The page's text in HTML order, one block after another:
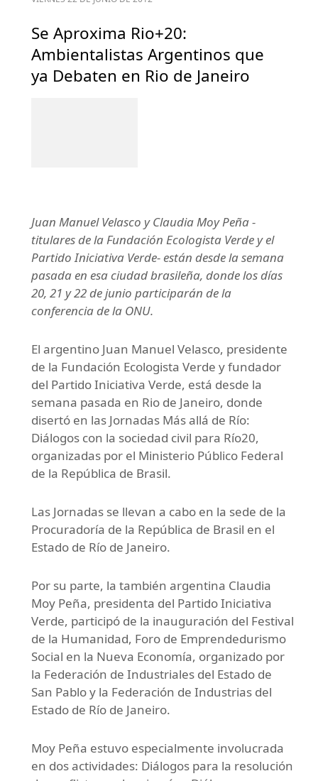
Se Aproxima Rio+20:
Ambientalistas Argentinos que
ya Debaten en Rio de Janeiro
Juan Manuel Velasco y Claudia Moy Peña -
titulares de la Fundación Ecologista Verde y el
Partido Iniciativa Verde- están desde la semana
pasada en esa ciudad brasileña, donde los días
20, 21 y 22 de junio participarán de la
conferencia de la ONU.
El argentino Juan Manuel Velasco, presidente
de la Fundación Ecologista Verde y fundador
del Partido Iniciativa Verde, está desde la
semana pasada en Rio de Janeiro, donde
disertó en las Jornadas Más allá de Río:
Diálogos con la sociedad civil para Río20,
organizadas por el Ministerio Público Federal
de la República de Brasil.
Las Jornadas se llevan a cabo en la sede de la
Procuradoría de la República de Brasil en el
Estado de Río de Janeiro.
Por su parte, la también argentina Claudia
Moy Peña, presidenta del Partido Iniciativa
Verde, participó de la inauguración del Festival
de la Humanidad, Foro de Emprendedurismo
Social en la Nueva Economía, organizado por
la Federación de Industriales del Estado de
San Pablo y la Federación de Industrias del
Estado de Río de Janeiro.
Moy Peña estuvo especialmente involucrada
en dos actividades: Diálogos para la resolución